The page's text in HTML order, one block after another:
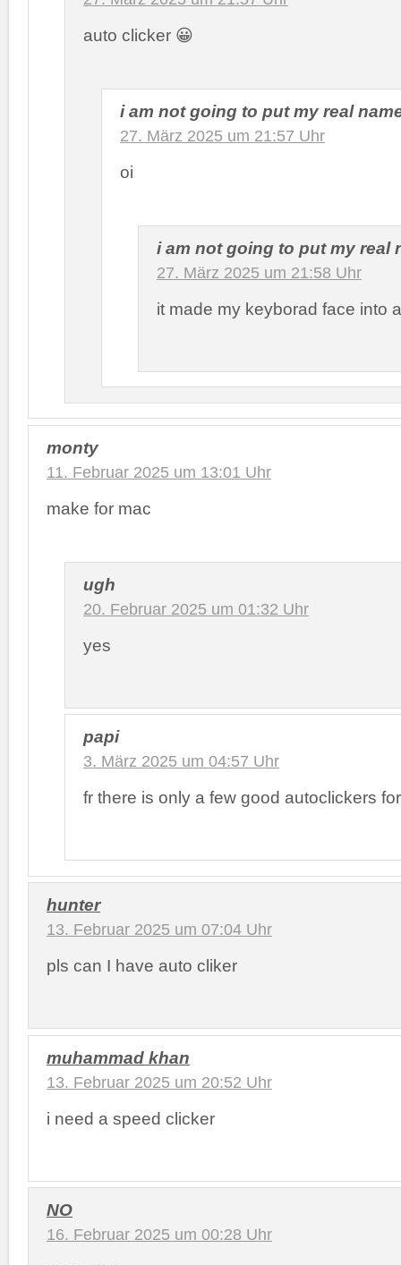
auto clicker 😀
i am not going to put my real
27. März 2025 um 21:57 Uhr
oi
i am not going to put my real
27. März 2025 um 21:58 Uhr
it made my keyborad face into
monty
11. Februar 2025 um 13:01 Uhr
make for mac
ugh
20. Februar 2025 um 01:32 Uhr
yes
papi
3. März 2025 um 04:57 Uhr
fr there is only a few good autoclickers
hunter
13. Februar 2025 um 07:04 Uhr
pls can I have auto cliker
muhammad khan
13. Februar 2025 um 20:52 Uhr
i need a speed clicker
NO
16. Februar 2025 um 00:28 Uhr